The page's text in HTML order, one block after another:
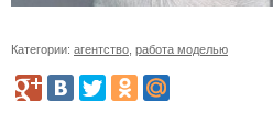
Категории: агентство работа моделью